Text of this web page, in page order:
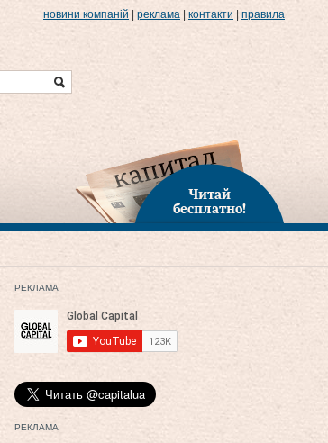
новини компаній реклама контакти правила
Читай
бесплатно!
РЕКЛАМА
РЕКЛАМА